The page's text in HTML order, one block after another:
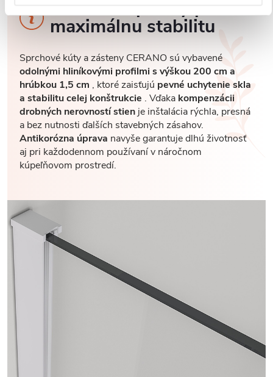
maximálnu stabilitu
Sprchové kúty a zásteny CERANO sú vybavené
odolnými hliníkovými profilmi s výškou 200 cm a
hrúbkou 1,5 cm , ktoré zaisťujú pevné uchytenie skla
a stabilitu celej konštrukcie . Vďaka kompenzácii
drobných nerovností stien je inštalácia rýchla, presná
a bez nutnosti ďalších stavebných zásahov.
Antikorózna úprava navyše garantuje dlhú životnosť
aj pri každodennom používaní v náročnom
kúpeľňovom prostredí.